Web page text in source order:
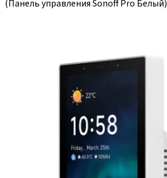
(Панель управления Sonoff Pro Белый)